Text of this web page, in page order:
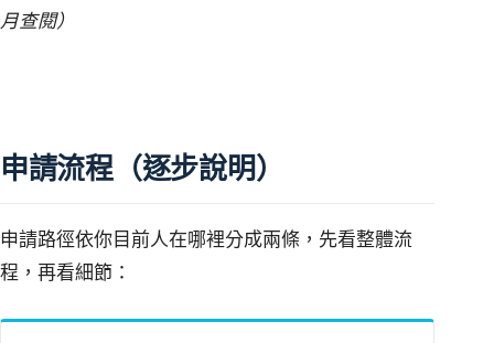
月查閱）
申請流程（逐步說明）
申請路徑依你目前人在哪裡分成兩條，先看整體流
程，再看細節：